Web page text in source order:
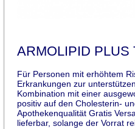
ARMOLIPID PLUS
Für Personen mit erhöhtem
Erkrankungen zur
Kombination mit einer
positiv auf den Cholesterin-
Apothekenqualität Gratis
lieferbar, solange der Vorrat